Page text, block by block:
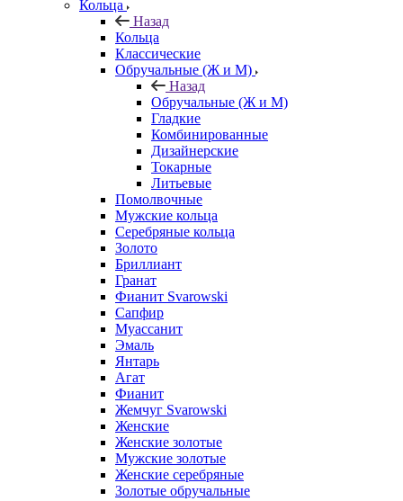
Кольца
Назад
Кольца
Классические
Обручальные (Ж и М)
Назад
Обручальные (Ж и М)
Гладкие
Комбинированные
Дизайнерские
Токарные
Литьевые
Помолвочные
Мужские кольца
Серебряные кольца
Золото
Бриллиант
Гранат
Фианит Svarowski
Сапфир
Муассанит
Эмаль
Янтарь
Агат
Фианит
Жемчуг Svarowski
Женские
Женские золотые
Мужские золотые
Женские серебряные
Золотые обручальные